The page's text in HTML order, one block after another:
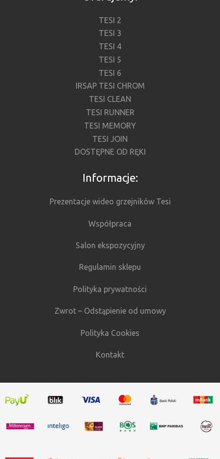
TESI 2
TESI 3
TESI 4
TESI 5
TESI 6
IRSAP TESI CHROM
TESI CLEAN
TESI RUNNER
TESI MEMORY
TESI JOIN
DOSTĘPNE OD RĘKI
Informacje:
Prezentacje wideo grzejników Tesi
Współpraca
Salon ekspozycyjny
Regulamin sklepu
Polityka prywatności
Zwrot – Odstąpienie od umowy
Polityka Cookies
Kontakt